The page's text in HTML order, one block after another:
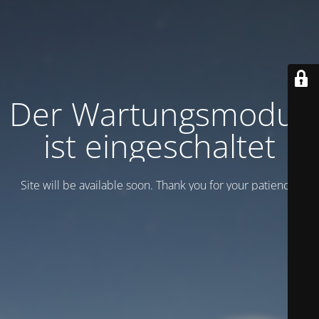
Der Wartungsmodus
ist eingeschaltet
Site will be available soon. Thank you for your patience!